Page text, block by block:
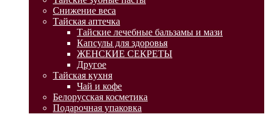
Снижение веса
Тайская аптечка
Тайские лечебные бальзамы и мази
Капсулы для здоровья
ЖЕНСКИЕ СЕКРЕТЫ
Другое
Тайская кухня
Чай и кофе
Белорусская косметика
Подарочная упаковка